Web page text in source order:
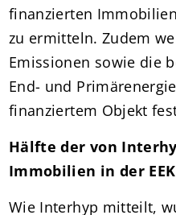
finanzierten
zu ermitteln. Zudem
Emissionen sowie die
End- und
finanziertem Objekt
Hälfte der von
Immobilien in der
Wie Interhyp mitteilt,